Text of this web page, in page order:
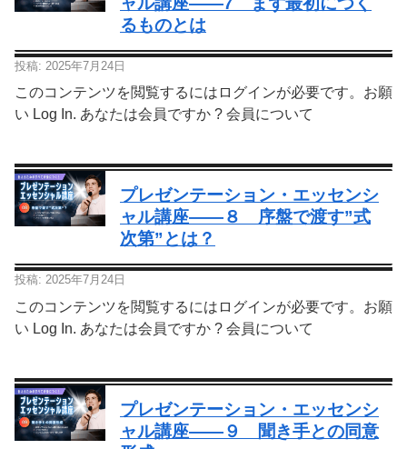
るものとは
投稿: 2025年7月24日
このコンテンツを閲覧するにはログインが必要です。お願
い Log In. あなたは会員ですか ? 会員について
プレゼンテーション・エッセンシ
ャル講座—―８ 序盤で渡す”式
次第”とは？
投稿: 2025年7月24日
このコンテンツを閲覧するにはログインが必要です。お願
い Log In. あなたは会員ですか ? 会員について
プレゼンテーション・エッセンシ
ャル講座—―９ 聞き手との同意